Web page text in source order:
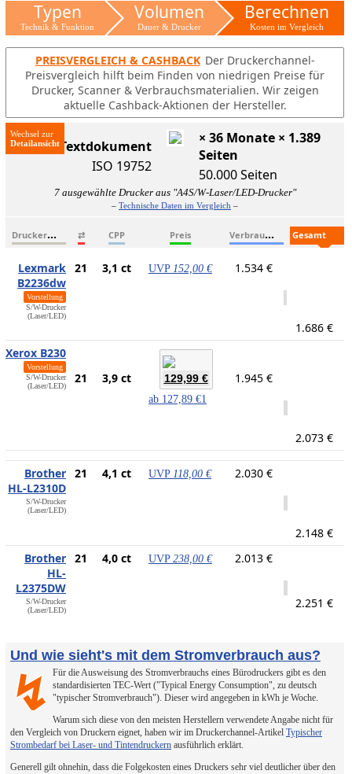
Typen
Technik & Funktion
Volumen
Dauer & Drucker
Berechnen
Kosten im Vergleich
PREISVERGLEICH & CASHBACK Der Druckerchannel-
Preisvergleich hilft beim Finden von niedrigen Preise für
Drucker, Scanner & Verbrauchsmaterialien. Wir zeigen
aktuelle Cashback-Aktionen der Hersteller.
Wechsel zur
ISO-Textdokument
ISO 19752
× 36 Monate × 1.389
Seiten
50.000 Seiten
7 ausgewählte Drucker aus "A4S/W-Laser/LED-Drucker"
– Technische Daten im Vergleich –
D
ruckername ⇄ CPP Preis V
erbrauchsmaterialien
Lexmark
B2236dw
Vorstellung
S/W-Drucker
(Laser/LED)
21 3,1 ct UVP 152,00 € 1.534 €
1.686 €
Xerox B230
Vorstellung
S/W-Drucker
(Laser/LED)
21 3,9 ct 129,99 €
ab 127,89 €1
1.945 €
2.073 €
Brother
HL-L2310D
S/W-Drucker
(Laser/LED)
21 4,1 ct UVP 118,00 € 2.030 €
2.148 €
Brother
HL-
L2375DW
S/W-Drucker
(Laser/LED)
21 4,0 ct UVP 238,00 € 2.013 €
2.251 €
Und wie sieht's mit dem Stromverbrauch aus?
↯
Für die Ausweisung des Stromverbrauchs eines Bürodruckers gibt es den
standardisierten TEC-Wert ("Typical Energy Consumption", zu deutsch
"typischer Stromverbrauch"). Dieser wird angegeben in kWh je Woche.
Warum sich diese von den meisten Herstellern verwendete Angabe nicht für
den Vergleich von Druckern eignet, haben wir im Druckerchannel-Artikel Typischer
Strombedarf bei Laser- und Tintendruckern ausführlich erklärt.
Generell gilt ohnehin, dass die Folgekosten eines Druckers sehr viel deutlicher über den